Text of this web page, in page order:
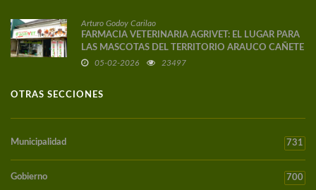
Arturo Godoy Carilao
FARMACIA VETERINARIA AGRIVET: EL LUGAR PARA
LAS MASCOTAS DEL TERRITORIO ARAUCO CAÑETE
05-02-2026 23497
OTRAS SECCIONES
Municipalidad 731
Gobierno 700